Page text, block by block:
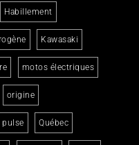
Habillement
Kawasaki
motos électriques
origine
pulse Québec